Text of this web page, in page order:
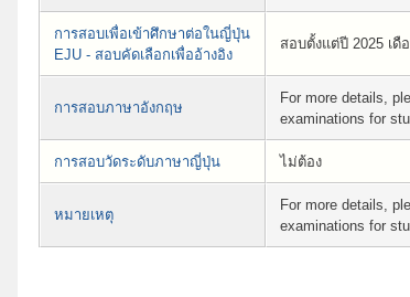
การสอบเพื่อเข้าศึกษาต่อในญี่ปุ่น
EJU - สอบคัดเลือกเพื่ออ้างอิง
สอบตั้งแต่ปี 2025 เดื
การสอบภาษาอังกฤษ
For more details,
examinations for
การสอบวัดระดับภาษาญี่ปุ่น ไม่ต้อง
หมายเหตุ
For more details,
examinations for